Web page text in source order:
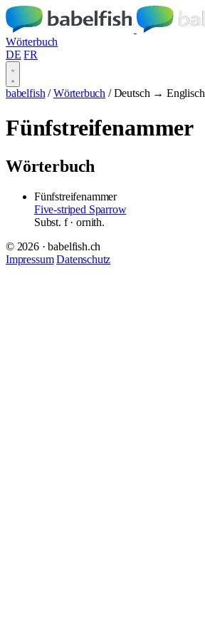
Wörterbuch
DE FR
babelfish / Wörterbuch / Deutsch → Englisch
Fünfstreifenammer
Wörterbuch
Fünfstreifenammer
Five-striped Sparrow
Subst. f· ornith.
© 2026 · babelfish.ch
Impressum Datenschutz